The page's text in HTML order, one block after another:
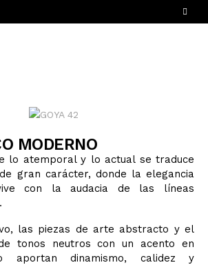
ENGLISH ( INGLÉS)
MODERNO
lo atemporal y lo actual se traduce
gran carácter, donde la elegancia
con la audacia de las líneas
las piezas de arte abstracto y el
tonos neutros con un acento en
aportan dinamismo, calidez y